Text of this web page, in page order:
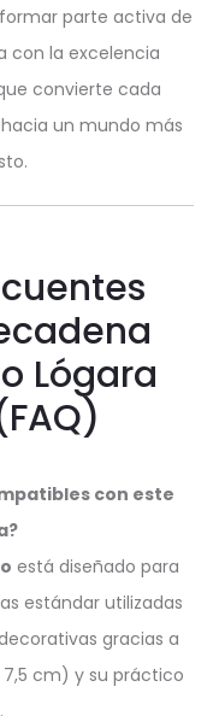
parte activa de
con la excelencia
convierte cada
un mundo más
Lógara
con este
está diseñado para
estándar utilizadas
gracias a
7,5 cm) y su práctico